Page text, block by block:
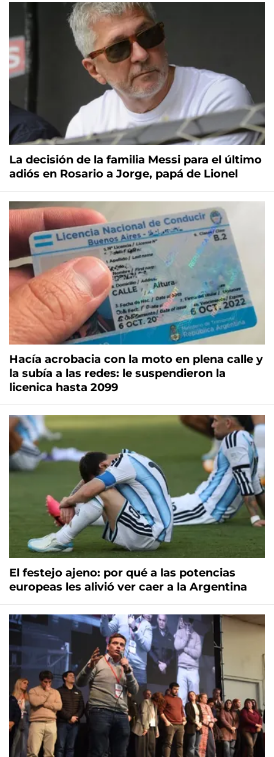
La decisión de la familia Messi para el último
adiós en Rosario a Jorge, papá de Lionel
Hacía acrobacia con la moto en plena calle y
la subía a las redes: le suspendieron la
licenica hasta 2099
El festejo ajeno: por qué a las potencias
europeas les alivió ver caer a la Argentina